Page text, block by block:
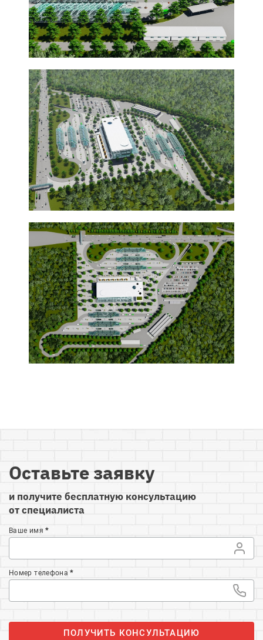
Оставьте заявку
и получите бесплатную консультацию
от специалиста
Ваше имя *
Номер телефона *
ПОЛУЧИТЬ КОНСУЛЬТАЦИЮ